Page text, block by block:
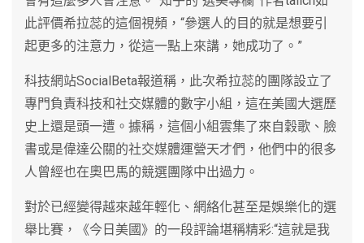
此評價希拉蕊的這個視頻，“參選人的目的就是想要引
起更多的注意力，從這一點上來講，她成功了。”
科技網站SocialBeta報道稱，此次希拉蕊的團隊設立了
專門負責科技和社交媒體的數字小組，這在美國大選歷
史上還是頭一遭。據稱，這個小組雲集了來自穀歌、臉
書或是偉達公關的社交媒體運營天才們，他們中的很多
人曾經也在奧巴馬的競選團隊中出過力。
對於已經變得越來越年輕化、網絡化甚至是娛樂化的選
舉比賽，《今日美國》的一段評論堪稱精彩:“這就是我